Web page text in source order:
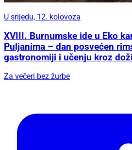
U srijedu, 12. kolovoza
XVIII. Burnumske ide u Eko
Puljanima – dan posvećen
gastronomiji i učenju kroz
Za večeri bez žurbe